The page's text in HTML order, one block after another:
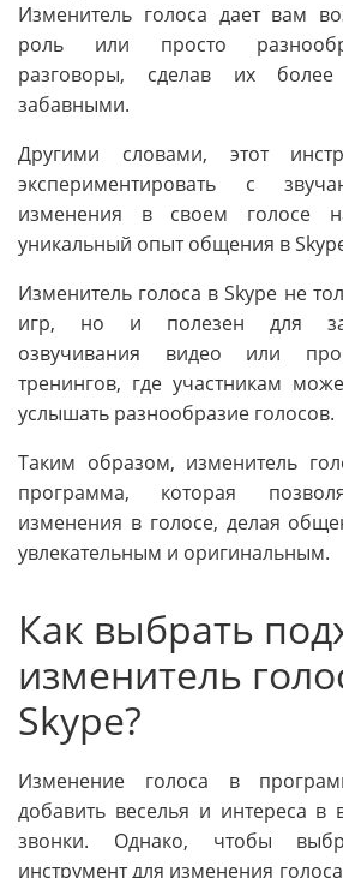
Изменитель голоса дает вам
роль или просто
разговоры, сделав их
забавными.
Другими словами, этот
экспериментировать с
изменения в своем голосе
уникальный опыт общения в
Изменитель голоса в Skype не
игр, но и полезен для
озвучивания видео или
тренингов, где участникам
услышать разнообразие голосов.
Таким образом, изменитель
программа, которая
изменения в голосе, делая
увлекательным и оригинальным.
Как выбрать
изменитель
Skype?
Изменение голоса в
добавить веселья и интереса
звонки. Однако, чтобы
инструмент для изменения